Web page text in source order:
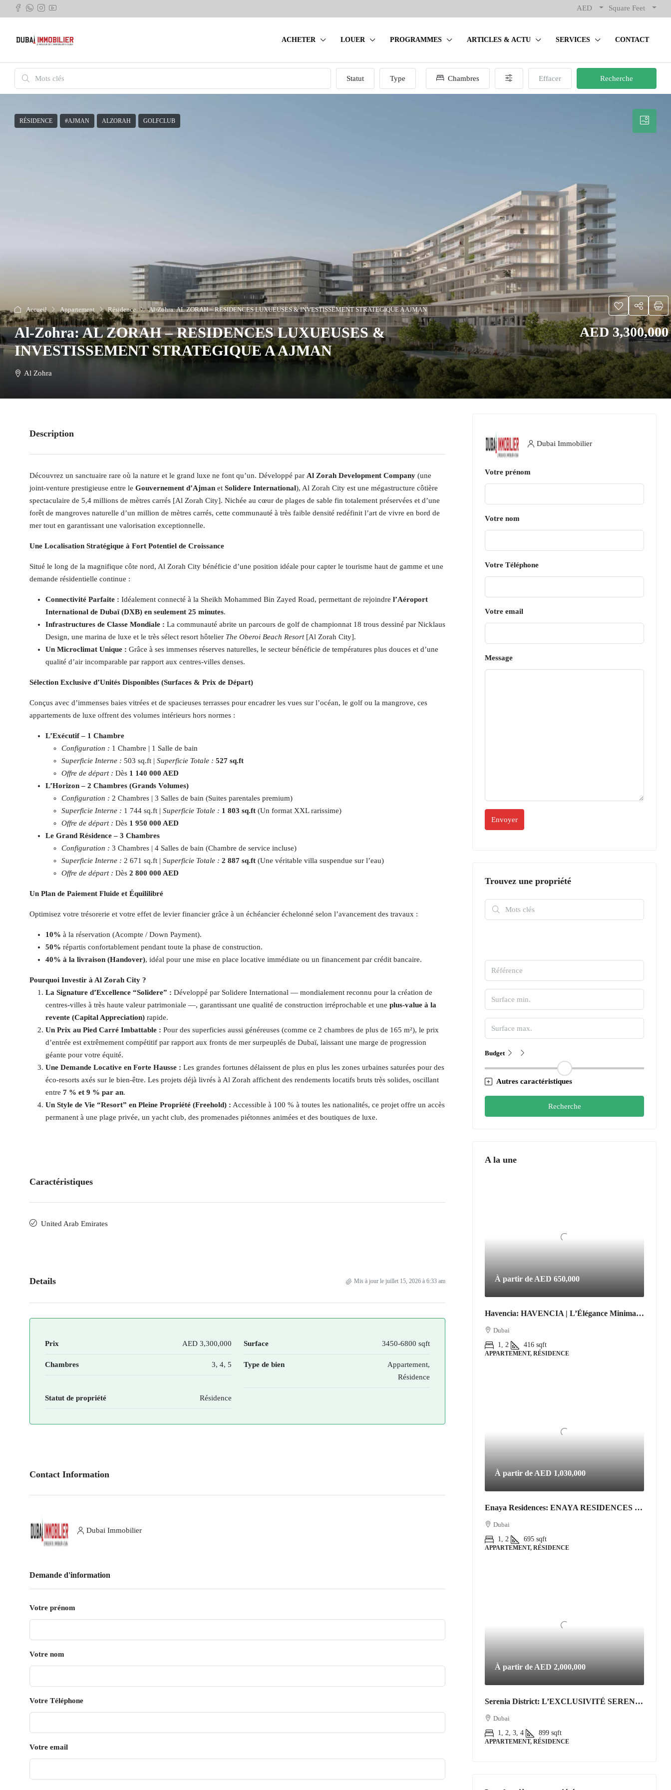
AED Square Feet
ACHETER LOUER PROGRAMMES ARTICLES & ACTU SERVICES CONTACT
Statut Type Chambres Effacer Recherche
RÉSIDENCE #AJMAN ALZORAH GOLFCLUB
Accueil Appartement Résidence Al-Zohra: AL ZORAH – RESIDENCES LUXUEUSES & INVESTISSEMENT STRATEGIQUE A AJMAN
Al-Zohra: AL ZORAH – RESIDENCES LUXUEUSES &
INVESTISSEMENT STRATEGIQUE A AJMAN
Al Zohra
AED 3,300,000
Description
Découvrez un sanctuaire rare où la nature et le grand luxe ne font qu’un. Développé par Al Zorah Development Company (une
joint-venture prestigieuse entre le Gouvernement d’Ajman et Solidere International), Al Zorah City est une mégastructure côtière
spectaculaire de 5,4 millions de mètres carrés [Al Zorah City]. Nichée au cœur de plages de sable fin totalement préservées et d’une
forêt de mangroves naturelle d’un million de mètres carrés, cette communauté à très faible densité redéfinit l’art de vivre en bord de
mer tout en garantissant une valorisation exceptionnelle.
Une Localisation Stratégique à Fort Potentiel de Croissance
Situé le long de la magnifique côte nord, Al Zorah City bénéficie d’une position idéale pour capter le tourisme haut de gamme et une
demande résidentielle continue :
Connectivité Parfaite : Idéalement connecté à la Sheikh Mohammed Bin Zayed Road, permettant de rejoindre l’Aéroport
International de Dubaï (DXB) en seulement 25 minutes.
Infrastructures de Classe Mondiale : La communauté abrite un parcours de golf de championnat 18 trous dessiné par Nicklaus
Design, une marina de luxe et le très sélect resort hôtelier The Oberoi Beach Resort[Al Zorah City].
Un Microclimat Unique : Grâce à ses immenses réserves naturelles, le secteur bénéficie de températures plus douces et d’une
qualité d’air incomparable par rapport aux centres-villes denses.
Sélection Exclusive d’Unités Disponibles (Surfaces & Prix de Départ)
Conçus avec d’immenses baies vitrées et de spacieuses terrasses pour encadrer les vues sur l’océan, le golf ou la mangrove, ces
appartements de luxe offrent des volumes intérieurs hors normes :
L’Exécutif – 1 Chambre
Configuration : 1 Chambre | 1 Salle de bain
Superficie Interne : 503 sq.ft | Superficie Totale : 527 sq.ft
Offre de départ : Dès 1 140 000 AED
L’Horizon – 2 Chambres (Grands Volumes)
Configuration : 2 Chambres | 3 Salles de bain (Suites parentales premium)
Superficie Interne : 1 744 sq.ft | Superficie Totale : 1 803 sq.ft (Un format XXL rarissime)
Offre de départ : Dès 1 950 000 AED
Le Grand Résidence – 3 Chambres
Configuration : 3 Chambres | 4 Salles de bain (Chambre de service incluse)
Superficie Interne : 2 671 sq.ft | Superficie Totale : 2 887 sq.ft (Une véritable villa suspendue sur l’eau)
Offre de départ : Dès 2 800 000 AED
Un Plan de Paiement Fluide et Équililibré
Optimisez votre trésorerie et votre effet de levier financier grâce à un échéancier échelonné selon l’avancement des travaux :
10% à la réservation (Acompte / Down Payment).
50% répartis confortablement pendant toute la phase de construction.
40% à la livraison (Handover), idéal pour une mise en place locative immédiate ou un financement par crédit bancaire.
Pourquoi Investir à Al Zorah City ?
La Signature d’Excellence “Solidere” : Développé par Solidere International — mondialement reconnu pour la création de
centres-villes à très haute valeur patrimoniale —, garantissant une qualité de construction irréprochable et une plus-value à la
revente (Capital Appreciation) rapide.
Un Prix au Pied Carré Imbattable : Pour des superficies aussi généreuses (comme ce 2 chambres de plus de 165 m²), le prix
d’entrée est extrêmement compétitif par rapport aux fronts de mer surpeuplés de Dubaï, laissant une marge de progression
géante pour votre équité.
Une Demande Locative en Forte Hausse : Les grandes fortunes délaissent de plus en plus les zones urbaines saturées pour des
éco-resorts axés sur le bien-être. Les projets déjà livrés à Al Zorah affichent des rendements locatifs bruts très solides, oscillant
entre 7 % et 9 % par an.
Un Style de Vie “Resort” en Pleine Propriété (Freehold) : Accessible à 100 % à toutes les nationalités, ce projet offre un accès
permanent à une plage privée, un yacht club, des promenades piétonnes animées et des boutiques de luxe.
Caractéristiques
United Arab Emirates
Details Mis à jour le juillet 15, 2026 à 6:33 am
Prix AED 3,300,000 Surface 3450-6800 sqft
Chambres 3, 4, 5 Type de bien
Appartement,
Résidence
Statut de propriété Résidence
Contact Information
Dubai Immobilier
Demande d'information
Votre prénom
Votre nom
Votre Téléphone
Votre email
Dubai Immobilier
Votre prénom
Votre nom
Votre Téléphone
Votre email
Message
Trouvez une propriété
Budget
Autres caractéristiques
Recherche
A la une
À partir de AED 650,000
Havencia: HAVENCIA | L’Élégance Minimaliste au Cœur du Nouveau Dubaï
Dubai
1, 2
416 sqft
APPARTEMENT, RÉSIDENCE
À partir de AED 1,030,000
Enaya Residences: ENAYA RESIDENCES • JVT DISTRICT 3
Dubai
1, 2
695 sqft
APPARTEMENT, RÉSIDENCE
À partir de AED 2,000,000
Serenia District: L’EXCLUSIVITÉ SERENIA DISTRICT | L’Art de Vivre Resort au Cœur de Jumeirah Islands
Dubai
1, 2, 3, 4
899 sqft
APPARTEMENT, RÉSIDENCE